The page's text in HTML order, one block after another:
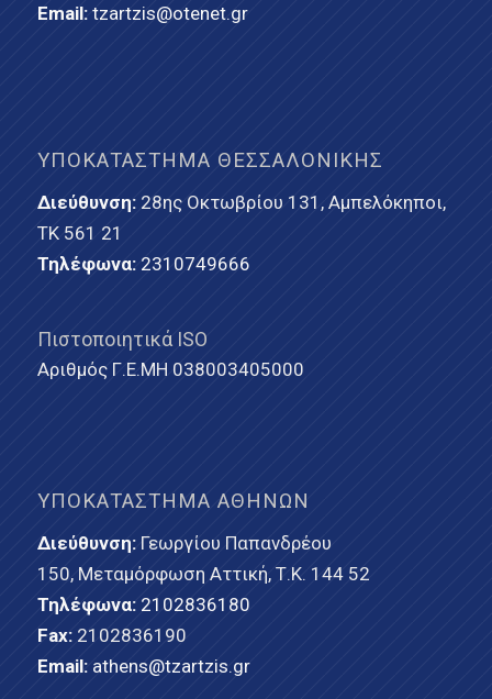
Email: tzartzis@otenet.gr
ΥΠΟΚΑΤΆΣΤΗΜΑ ΘΕΣΣΑΛΟΝΊΚΗΣ
Διεύθυνση:28ης Οκτωβρίου 131, Αμπελόκηποι,
ΤΚ 561 21
Τηλέφωνα: 2310749666
Πιστοποιητικά ISO
Αριθμός Γ.Ε.ΜΗ 038003405000
ΥΠΟΚΑΤΆΣΤΗΜΑ ΑΘΗΝΏΝ
Διεύθυνση:Γεωργίου Παπανδρέου
150, Μεταμόρφωση Αττική, Τ.Κ. 144 52
Τηλέφωνα: 2102836180
Fax:2102836190
Email: athens@tzartzis.gr